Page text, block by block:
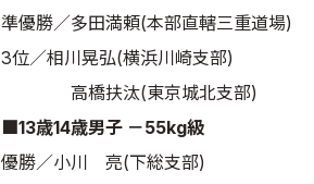
準優勝／多田満頼(本部直轄三重道場)
3位／相川晃弘(横浜川崎支部)
高橋扶汰(東京城北支部)
■13歳14歳男子 －55kg級
優勝／小川 亮(下総支部)